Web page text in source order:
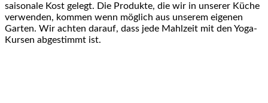
saisonale Kost gelegt. Die Produkte, die wir in unserer Küche
verwenden, kommen wenn möglich aus unserem eigenen
Garten. Wir achten darauf, dass jede Mahlzeit mit den Yoga-
Kursen abgestimmt ist.